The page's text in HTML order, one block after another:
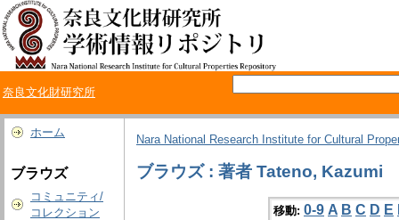
奈良文化財研究所
ホーム
ブラウズ
コミュニティ/
コレクション
Nara National Research Institute for Cultural
ブラウズ : 著者 Tateno, Kazumi
移動: 0-9 A B C D E